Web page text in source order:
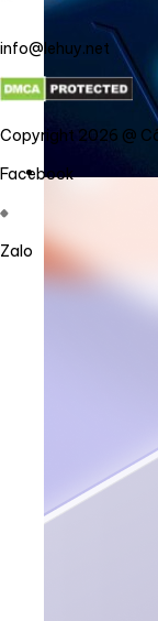
info@lehuy.net
Copyright 2026 @
Facebook
Zalo